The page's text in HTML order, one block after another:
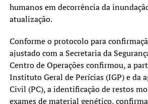
financeiro, mas
consultoria que dá
condições de
crescimento. E
recursos para
aproximadamente,
humanos em decorrência da
atualização.
Conforme o protocolo para
ajustado com a Secretaria da
Centro de Operações confirmou, a
Instituto Geral de Perícias (IGP) e da
Civil (PC), a identificação de restos
exames de material genético,